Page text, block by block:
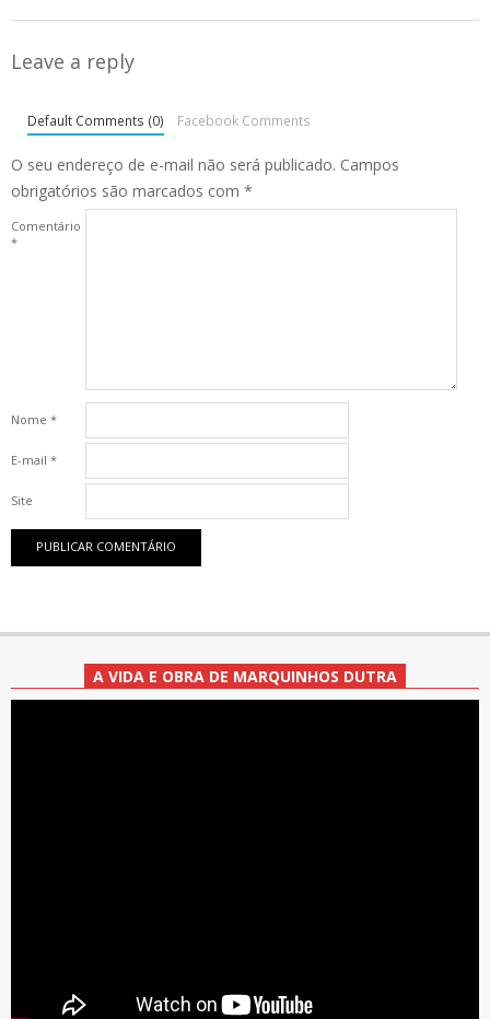
Leave a reply
Default Comments (0) Facebook Comments
O seu endereço de e-mail não será publicado. Campos
obrigatórios são marcados com *
Comentário
*
Nome *
E-mail *
Site
A VIDA E OBRA DE MARQUINHOS DUTRA